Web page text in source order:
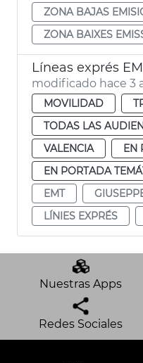
ZONA BAJAS
ZONA BAIXES
Líneas exprés
modificado hace 3
MOVILIDAD
TODAS LAS
VALENCIA
EN
EN PORTADA
EMT
LÍNIES EXPRÉS
Nuestras Apps
Redes Sociales